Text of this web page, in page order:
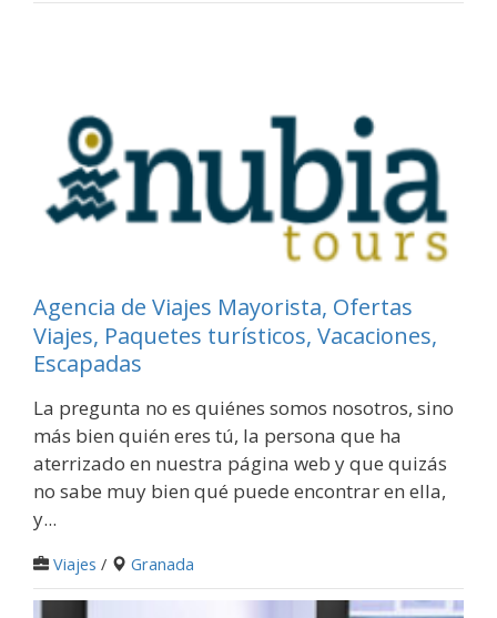
Agencia de Viajes Mayorista, Ofertas
Viajes, Paquetes turísticos, Vacaciones,
Escapadas
La pregunta no es quiénes somos nosotros, sino
más bien quién eres tú, la persona que ha
aterrizado en nuestra página web y que quizás
no sabe muy bien qué puede encontrar en ella,
y...
Viajes / Granada